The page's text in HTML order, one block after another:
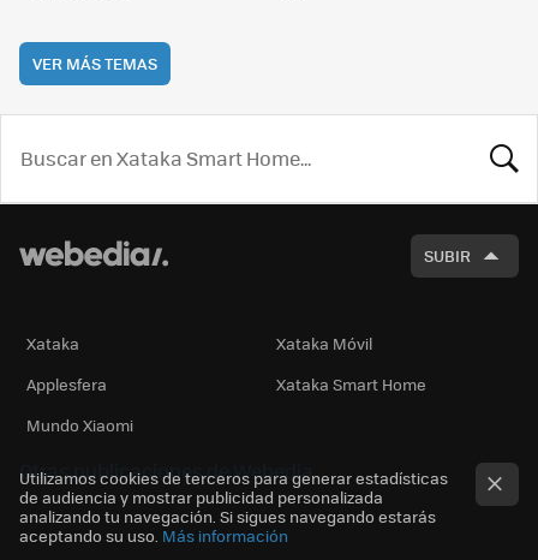
VER MÁS TEMAS
SUBIR
Xataka
Xataka Móvil
Applesfera
Xataka Smart Home
Mundo Xiaomi
Otras publicaciones de Webedia
Utilizamos cookies de terceros para generar estadísticas
de audiencia y mostrar publicidad personalizada
analizando tu navegación. Si sigues navegando estarás
aceptando su uso. Más información